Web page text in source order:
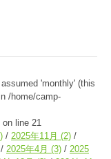
'monthly' (this
/home/camp-
on line 21
2025年11月 (2)
2025年4月 (3)
2025